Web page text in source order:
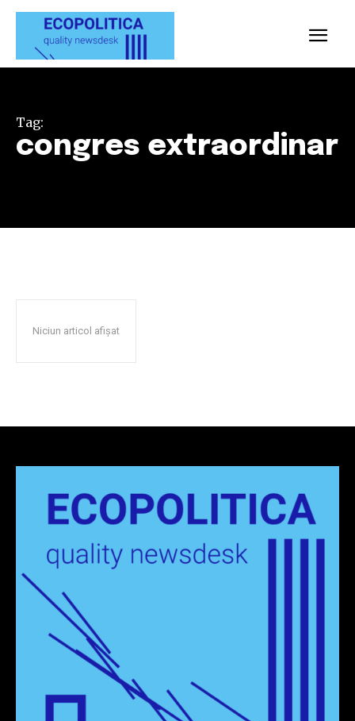
Tag:
congres extraordinar
Niciun articol afișat